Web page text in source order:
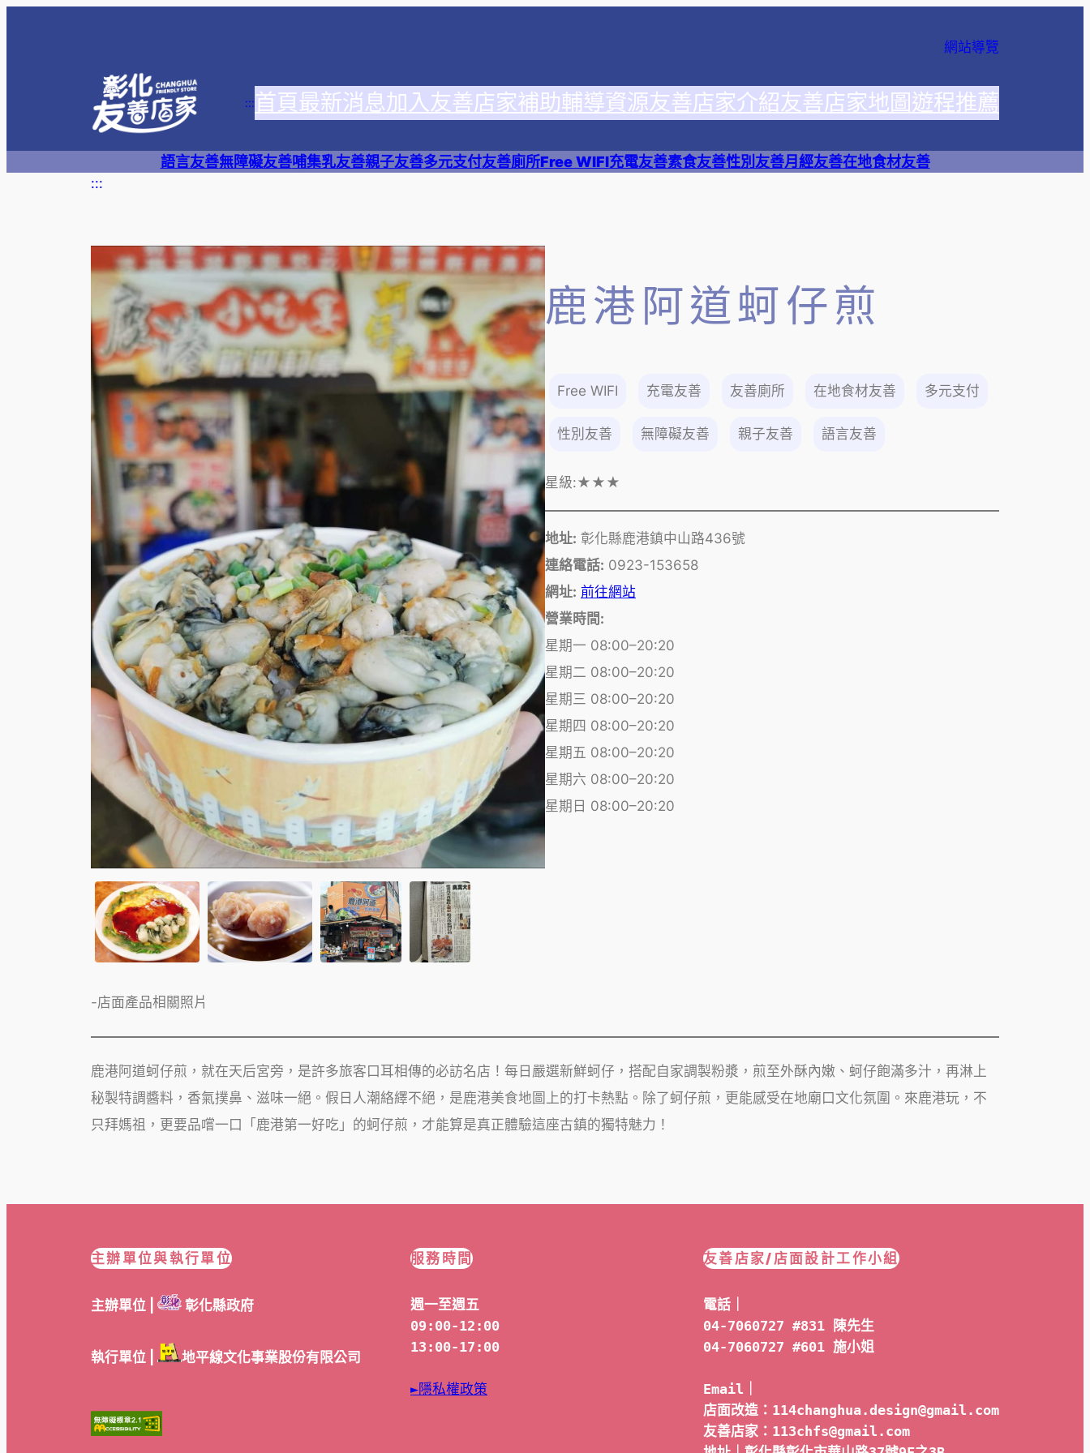
網站導覽
:::首頁最新消息加入友善店家補助輔導資源友善店家介紹友善店家地圖遊程推薦
語言友善無障礙友善哺集乳友善親子友善多元支付友善廁所Free WIFI充電友善素食友善性別友善月經友善在地食材友善
:::
-店面產品相關照片
鹿港阿道蚵仔煎
Free WIFI 充電友善 友善廁所 在地食材友善 多元支付
性別友善 無障礙友善 親子友善 語言友善
星級:★★★
地址: 彰化縣鹿港鎮中山路436號
連絡電話: 0923-153658
網址: 前往網站
營業時間:
星期一 08:00–20:20
星期二 08:00–20:20
星期三 08:00–20:20
星期四 08:00–20:20
星期五 08:00–20:20
星期六 08:00–20:20
星期日 08:00–20:20
鹿港阿道蚵仔煎，就在天后宮旁，是許多旅客口耳相傳的必訪名店！每日嚴選新鮮蚵仔，搭配自家調製粉漿，煎至外酥內嫩、蚵仔飽滿多汁，再淋上
秘製特調醬料，香氣撲鼻、滋味一絕。假日人潮絡繹不絕，是鹿港美食地圖上的打卡熱點。除了蚵仔煎，更能感受在地廟口文化氛圍。來鹿港玩，不
只拜媽祖，更要品嚐一口「鹿港第一好吃」的蚵仔煎，才能算是真正體驗這座古鎮的獨特魅力！
主辦單位與執行單位
主辦單位 | 彰化縣政府
執行單位 | 地平線文化事業股份有限公司
服務時間
週一至週五
09:00-12:00
13:00-17:00
►隱私權政策
友善店家/店面設計工作小組
電話｜
04-7060727 #831 陳先生
04-7060727 #601 施小姐
Email｜
店面改造：114changhua.design@gmail.com
友善店家：113chfs@gmail.com